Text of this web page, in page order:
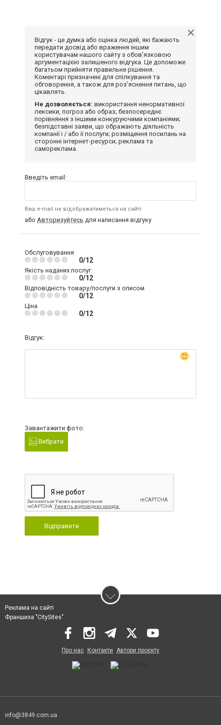
Відгук - це думка або оцінка людей, які бажають
передати досвід або враження іншим
користувачам нашого сайту з обов'язковою
аргументацією залишеного відгука. Це допоможе
багатьом прийняти правильне рішення.
Коментарі призначені для спілкування та
обговорення, а також для роз'яснення питань, що
цікавлять.
Не дозволяється: використання ненормативної
лексики, погроз або образ; безпосереднє
порівняння з іншими конкуруючими компаніями;
безпідставні заяви, що ображають діяльність
компанії і / або її послуги; розміщення посилань на
сторонні інтернет-ресурси; реклама та
самореклама.
Введіть email:
Ваш e-mail не відображатиметься на сайті
або Авторизуйтесь для написання відгуку
Обслуговування
0/12
Якість наданих послуг
0/12
Відповідність товару/послуги з описом
0/12
Ціна
0/12
Відгук:
Завантажити фото:
Вибрати
Відправити
Реклама на сайті
Франшиза "CitySites"
Про нас Контакти Автори проєкту
info@3849.com.ua